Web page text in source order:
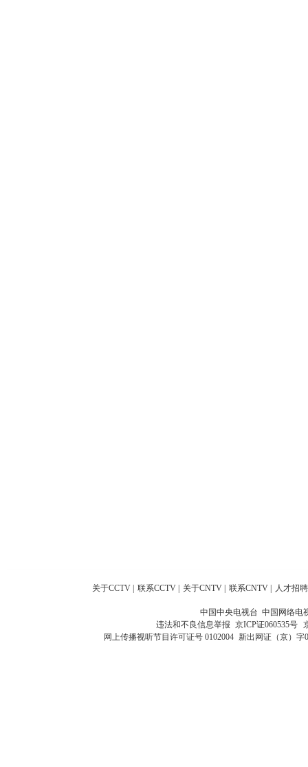
关于CCTV 联系CCTV 关于CNTV 联系CNTV 人才招聘
中国中央电视台 中国网络电
违法和不良信息举报 京ICP证060535号
网上传播视听节目许可证号 0102004 新出网证（京）